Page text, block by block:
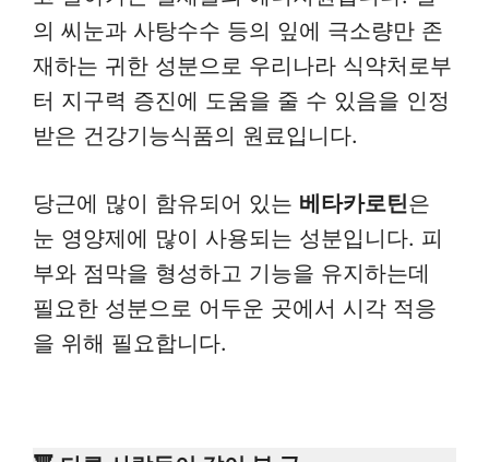
의 씨눈과 사탕수수 등의 잎에 극소량만 존
재하는 귀한 성분으로 우리나라 식약처로부
터 지구력 증진에 도움을 줄 수 있음을 인정
받은 건강기능식품의 원료입니다.
당근에 많이 함유되어 있는 베타카로틴은
눈 영양제에 많이 사용되는 성분입니다. 피
부와 점막을 형성하고 기능을 유지하는데
필요한 성분으로 어두운 곳에서 시각 적응
을 위해 필요합니다.